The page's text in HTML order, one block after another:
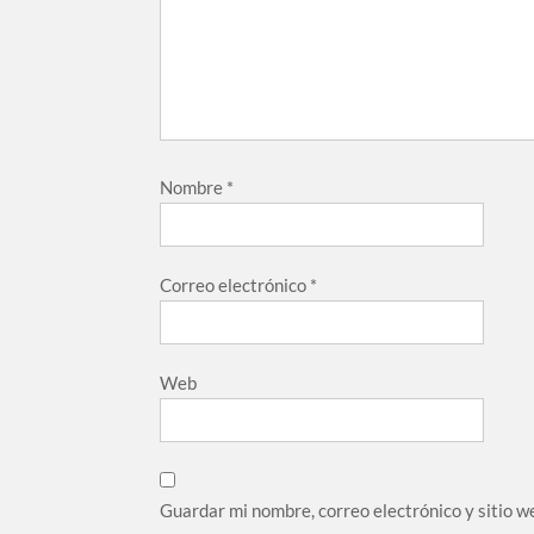
Nombre *
Correo electrónico *
Web
Guardar mi nombre, correo electrónico y sitio